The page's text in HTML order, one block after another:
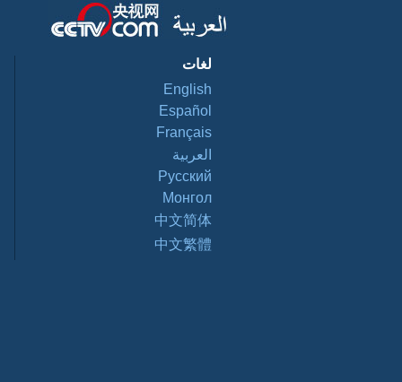
لغات
English
Español
Français
العربية
Pусский
Монгол
中文简体
中文繁體